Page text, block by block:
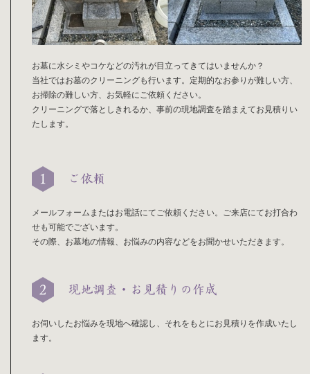
お墓に水シミやコケなどの汚れが目立ってきてはいませんか？
当社ではお墓のクリーニングも行います。定期的なお参りが難しい方、
お掃除の難しい方、お気軽にご依頼ください。
クリーニングで落としきれるか、事前の現地調査を踏まえてお見積りい
たします。
ご依頼
メールフォームまたはお電話にてご依頼ください。ご来店にてお打合わ
せも可能でございます。
その際、お墓地の情報、お悩みの内容などをお聞かせいただきます。
現地調査・お見積りの作成
お伺いしたお悩みを現地へ確認し、それをもとにお見積りを作成いたし
ます。